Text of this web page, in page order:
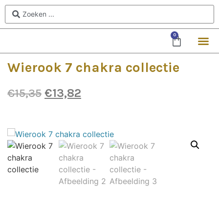
0
Wierook 7 chakra collectie
€15,35 €13,82